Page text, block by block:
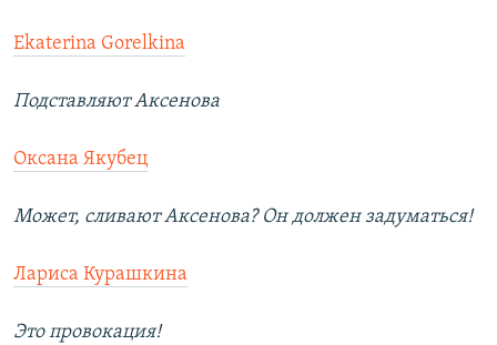
Ekaterina Gorelkina
Подставляют Аксенова
Оксана Якубец
Может, сливают Аксенова? Он должен задуматься!
Лариса Курашкина
Это провокация!